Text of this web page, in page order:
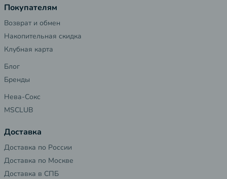
Покупателям
Возврат и обмен
Накопительная скидка
Клубная карта
Блог
Бренды
Нева-Сокс
MSCLUB
Доставка
Доставка по России
Доставка по Москве
Доставка в СПБ